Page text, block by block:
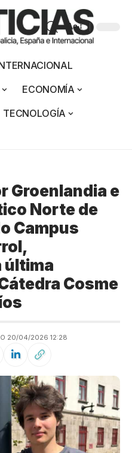
Aa
ECONOMÍA
TECNOLOGÍA
Groenlandia e
Norte de
Campus
última
Cosme
20/04/2026 12:28